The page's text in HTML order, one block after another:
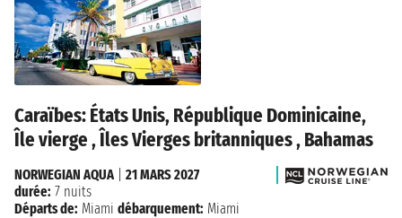
Caraïbes: États Unis, République Dominicaine,
Île vierge , Îles Vierges britanniques , Bahamas
NORWEGIAN AQUA| 21 MARS 2027
durée: 7 nuits
Départs de: Miami débarquement: Miami